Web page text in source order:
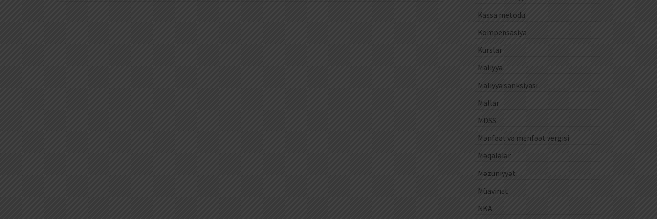
Kassa metodu
Kompensasiya
Kurslar
Maliyyə
Maliyyə sanksiyası
Mallar
MDSS
Mənfəət və mənfəət vergisi
Məqalələr
Məzuniyyət
Müavinət
NKA